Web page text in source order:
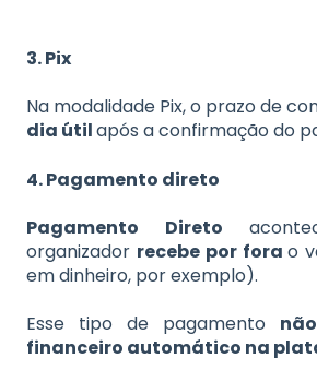
3. Pix
Na modalidade Pix, o prazo de
dia útilapós a confirmação do
4. Pagamento direto
Pagamento Direto
organizador recebe por forao
em dinheiro, por exemplo).
Esse tipo de pagamento
financeiro automático na